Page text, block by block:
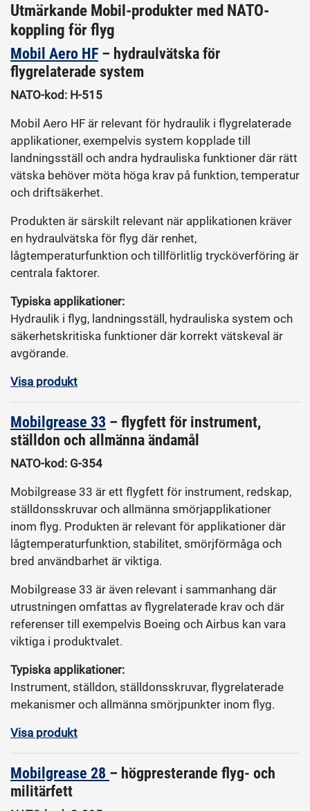
Utmärkande Mobil-produkter med NATO-
koppling för flyg
Mobil Aero HF – hydraulvätska för
flygrelaterade system
NATO-kod: H-515
Mobil Aero HF är relevant för hydraulik i flygrelaterade
applikationer, exempelvis system kopplade till
landningsställ och andra hydrauliska funktioner där rätt
vätska behöver möta höga krav på funktion, temperatur
och driftsäkerhet.
Produkten är särskilt relevant när applikationen kräver
en hydraulvätska för flyg där renhet,
lågtemperaturfunktion och tillförlitlig trycköverföring är
centrala faktorer.
Typiska applikationer:
Hydraulik i flyg, landningsställ, hydrauliska system och
säkerhetskritiska funktioner där korrekt vätskeval är
avgörande.
Visa produkt
Mobilgrease 33 – flygfett för instrument,
ställdon och allmänna ändamål
NATO-kod: G-354
Mobilgrease 33 är ett flygfett för instrument, redskap,
ställdonsskruvar och allmänna smörjapplikationer
inom flyg. Produkten är relevant för applikationer där
lågtemperaturfunktion, stabilitet, smörjförmåga och
bred användbarhet är viktiga.
Mobilgrease 33 är även relevant i sammanhang där
utrustningen omfattas av flygrelaterade krav och där
referenser till exempelvis Boeing och Airbus kan vara
viktiga i produktvalet.
Typiska applikationer:
Instrument, ställdon, ställdonsskruvar, flygrelaterade
mekanismer och allmänna smörjpunkter inom flyg.
Visa produkt
Mobilgrease 28 – högpresterande flyg- och
militärfett